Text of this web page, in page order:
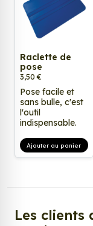
Raclette de
pose
3,50 €
Pose facile et
sans bulle, c'est
l'outil
indispensable.
Ajouter au panier
Les clients